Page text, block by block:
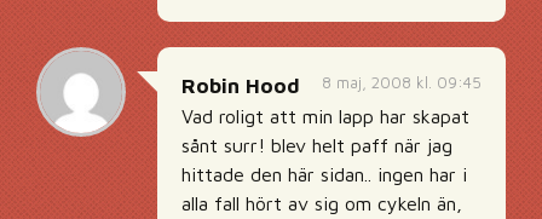
8 maj, 2008 kl. 09:45
Robin Hood
Vad roligt att min lapp har skapat
sånt surr! blev helt paff när jag
hittade den här sidan.. ingen har i
alla fall hört av sig om cykeln än,